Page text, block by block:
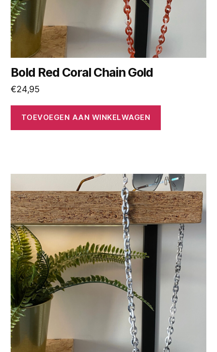
Bold Red Coral Chain Gold
€24,95
TOEVOEGEN AAN WINKELWAGEN